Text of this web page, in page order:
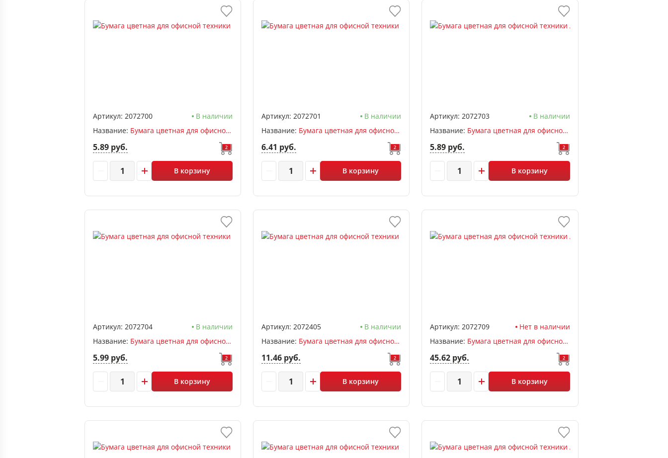
Артикул: 2072700
Название:
Бумага цветная для офисной техники А4, голубой пастель, 50л, 80 г/м2, deVENTE
В наличии
5.89 руб. 2
В корзину
Артикул: 2072701
Название:
Бумага цветная для офисной техники А4, желтый пастель, 50л, 80 г/м2, deVENTE
В наличии
6.41 руб. 2
В корзину
Артикул: 2072703
Название:
Бумага цветная для офисной техники А4, розовый пастель, 50л, 80 г/м2, deVENTE
В наличии
5.89 руб. 2
В корзину
Артикул: 2072704
Название:
Бумага цветная для офисной техники А4, зеленый пастель, 50л, 80 г/м2, deVENTE
В наличии
5.99 руб. 2
В корзину
Артикул: 2072405
Название:
Бумага цветная для офисной техники А4, ассорти пастель, 100л, 80 г/м2, deVENTE
В наличии
11.46 руб. 2
В корзину
Артикул: 2072709
Название:
Бумага цветная для офисной техники А4, ассорти пастель, 500л, 80 г/м2, deVENTE
Нет в наличии
45.62 руб. 2
В корзину